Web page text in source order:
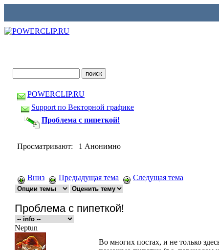
POWERCLIP.RU
Support по Векторной графике
Проблема с пипеткой!
Просматривают: 1 Анонимно
Вниз Предыдущая тема Следущая тема
Проблема с пипеткой!
Neptun
Во многих постах, и не только